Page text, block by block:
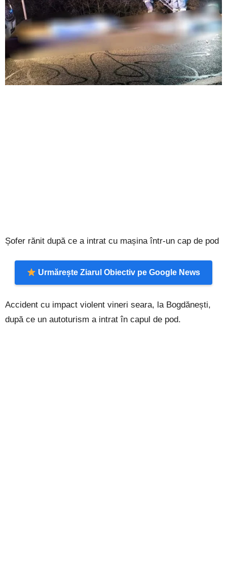
Șofer rănit după ce a intrat cu mașina într-un cap de pod
Urmărește Ziarul Obiectiv pe Google News
Accident cu impact violent vineri seara, la Bogdănești,
după ce un autoturism a intrat în capul de pod.